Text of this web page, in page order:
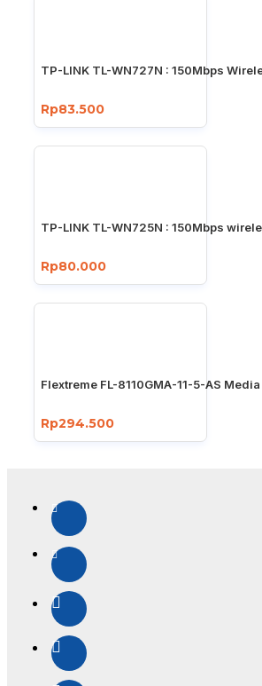
TP-LINK TL-WN727N : 150Mbps
Rp83.500
TP-LINK TL-WN725N : 150Mbps
Rp80.000
Flextreme FL-8110GMA-11-5-AS
Rp294.500